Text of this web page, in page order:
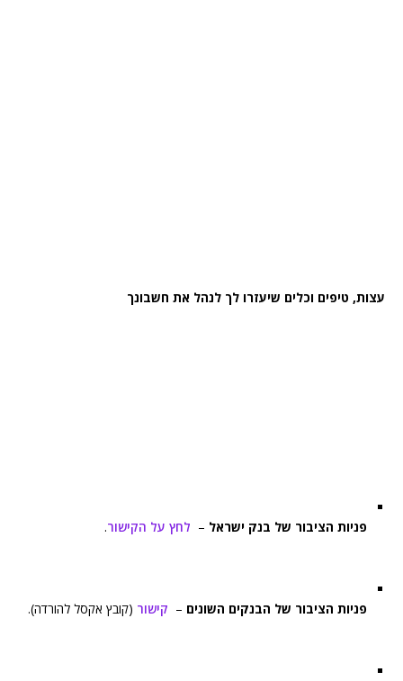
עצות, טיפים וכלים שיעזרו לך לנהל את חשבונך
פניות הציבור של בנק ישראל – לחץ על הקישור.
פניות הציבור של הבנקים השונים – קישור (קובץ אקסל להורדה).